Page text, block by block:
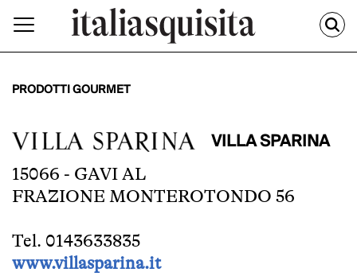
PRODOTTI GOURMET
VILLA SPARINA
15066 - GAVI AL
FRAZIONE MONTEROTONDO 56
Tel. 0143633835
www.villasparina.it